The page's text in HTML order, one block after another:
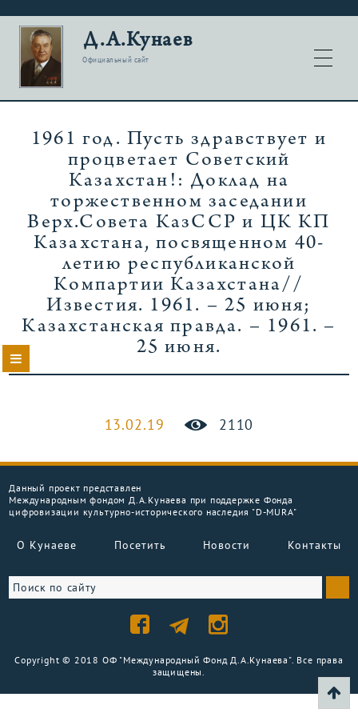
Д.А.Кунаев
Официальный сайт
1961 год. Пусть здравствует и
процветает Советский
Казахстан!: Доклад на
торжественном заседании
Верх.Совета КазССР и ЦК КП
Казахстана, посвященном 40-
летию республиканской
Компартии Казахстана//
Известия. 1961. – 25 июня;
Казахстанская правда. – 1961. –
25 июня.
13.02.19 2110
Данный проект представлен
Международным фондом Д.А.Кунаева при поддержке Фонда
цифровизации культурно-исторического наследия "D-MURA"
О Кунаеве Посетить Новости Контакты
Copyright © 2018 ОФ "Международный Фонд Д.А.Кунаева". Все права
защищены.